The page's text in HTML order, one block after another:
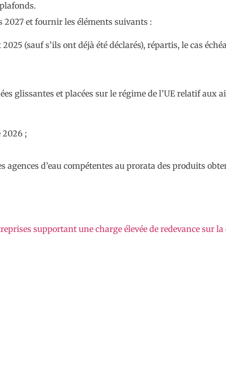
2027 et fournir les éléments suivants :
(sauf s’ils ont déjà été déclarés), répartis, le cas
glissantes et placées sur le régime de l’UE relatif aux
2026 ;
agences d’eau compétentes au prorata des produits
supportant une charge élevée de redevance sur